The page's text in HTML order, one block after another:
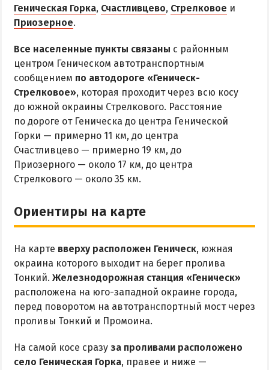
Веб-камеры Стрелкового
Карта Стрелкового
ВАЛОК
ЧАСТНЫЙ СЕКТОР
Жилье в частном секторе
ОТДЫХ С ПАЛАТКОЙ
ПЕРВАЯ ЛИНИЯ
ОТЕЛИ С БАССЕЙНОМ
ГОРЯЧИЕ ИСТОЧНИКИ
Источники в Счастливцево
Источники в Стрелковом
Арабатские Термы
Все источники Херсонщины
ЛЕЧЕНИЕ И БАЛЬНЕОЛОГИЯ
Геническая Горка, Счастливцево, Стрелковое и
Приозерное.
Все населенные пункты связаны с районным
центром Геническом автотранспортным
сообщением по автодороге «Геническ-
Стрелковое», которая проходит через всю косу
до южной окраины Стрелкового. Расстояние
по дороге от Геническа до центра Генической
Горки — примерно 11 км, до центра
Счастливцево — примерно 19 км, до
Приозерного — около 17 км, до центра
Стрелкового — около 35 км.
Ориентиры на карте
На карте вверху расположен Геническ, южная
окраина которого выходит на берег пролива
Тонкий. Железнодорожная станция «Геническ»
расположена на юго-западной окраине города,
перед поворотом на автотранспортный мост через
проливы Тонкий и Промоина.
На самой косе сразу за проливами расположено
село Геническая Горка, правее и ниже —